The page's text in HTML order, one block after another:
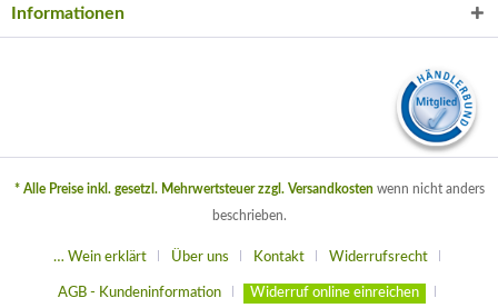
Informationen
* Alle Preise inkl. gesetzl. Mehrwertsteuer zzgl. Versandkostenwenn nicht anders
beschrieben.
… Wein erklärt Über uns Kontakt Widerrufsrecht
AGB - Kundeninformation Widerruf online einreichen